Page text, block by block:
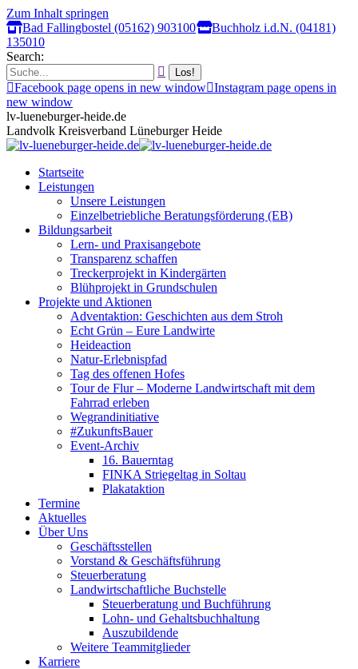
Zum Inhalt springen
Bad Fallingbostel (05162) 903100
Buchholz i.d.N. (04181)
135010
Search:
Facebook page opens in new window Instagram page opens in
new window
lv-lueneburger-heide.de
Landvolk Kreisverband Lüneburger Heide
Startseite
Leistungen
Unsere Leistungen
Einzelbetriebliche Beratungsförderung (EB)
Bildungsarbeit
Lern- und Praxisangebote
Transparenz schaffen
Treckerprojekt in Kindergärten
Blühprojekt in Grundschulen
Projekte und Aktionen
Adventaktion: Geschichten aus dem Stroh
Echt Grün – Eure Landwirte
Heideaction
Natur-Erlebnispfad
Tag des offenen Hofes
Tour de Flur – Moderne Landwirtschaft mit dem
Fahrrad erleben
Wegrandinitiative
#ZukunftsBauer
Event-Archiv
16. Bauerntag
FINKA Striegeltag in Soltau
Plakataktion
Termine
Aktuelles
Über Uns
Geschäftsstellen
Vorstand & Geschäftsführung
Steuerberatung
Landwirtschaftliche Buchstelle
Steuerberatung und Buchführung
Lohn- und Gehaltsbuchhaltung
Auszubildende
Weitere Teammitglieder
Karriere